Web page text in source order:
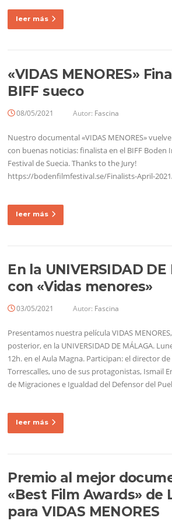
leer más
«VIDAS MENORES»
BIFF sueco
08/05/2021 Autor: Fascina
Nuestro documental «VIDAS MENORES»
con buenas noticias: finalista en el BIFF Boden
Festival de Suecia. Thanks to the Jury!
https://bodenfilmfestival.se/Finalists-April-
leer más
En la UNIVERSIDAD DE
con «Vidas menores»
03/05/2021 Autor: Fascina
Presentamos nuestra película VIDAS
posterior, en la UNIVERSIDAD DE MÁLAGA.
12h. en el Aula Magna. Participan: el director
Torrescalles, uno de sus protagonistas, Ismail
de Migraciones e Igualdad del Defensor del
leer más
Premio al mejor
«Best Film Awards» de
para VIDAS MENORES